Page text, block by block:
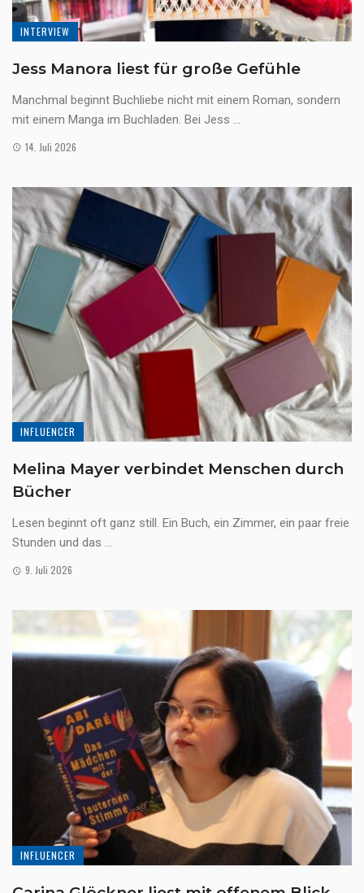
INTERVIEW
Jess Manora liest für große Gefühle
Manchmal beginnt Buchliebe nicht mit einem Roman, sondern
mit einem Manga im Buchladen. Bei Jess ...
14. Juli 2026
INFLUENCER
Melina Mayer verbindet Menschen durch
Bücher
Lesen beginnt oft ganz still. Ein Buch, ein Zimmer, ein paar freie
Stunden und das ...
9. Juli 2026
INFLUENCER